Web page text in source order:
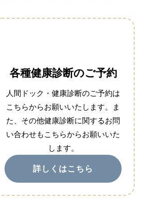
各種健康診断のご予約
人間ドック・健康診断のご予約は
こちらからお願いいたします。ま
た、その他健康診断に関するお問
い合わせもこちらからお願いいた
します。
詳しくはこちら